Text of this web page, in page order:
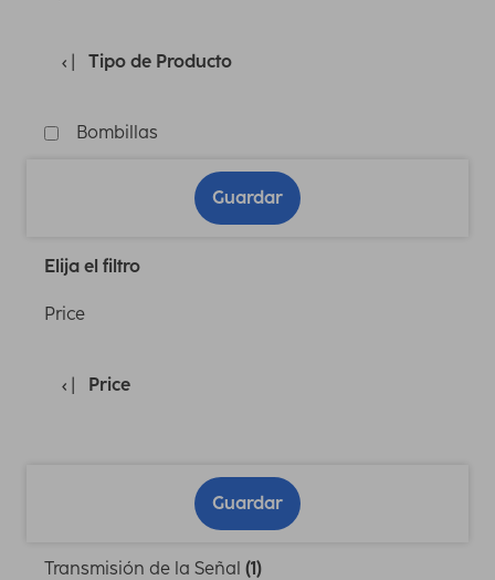
Tipo de Producto
Bombillas
Guardar
Elija el filtro
Price
Price
Guardar
Transmisión de la Señal (1)